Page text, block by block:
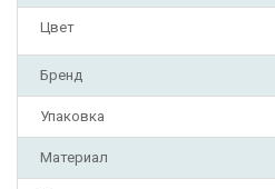
Цвет
Бренд
Упаковка
Материал